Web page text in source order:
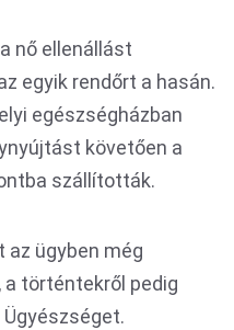
nő ellenállást
egyik rendőrt a hasán.
egészségházban
követően a
szállították.
az ügyben még
a történtekről pedig